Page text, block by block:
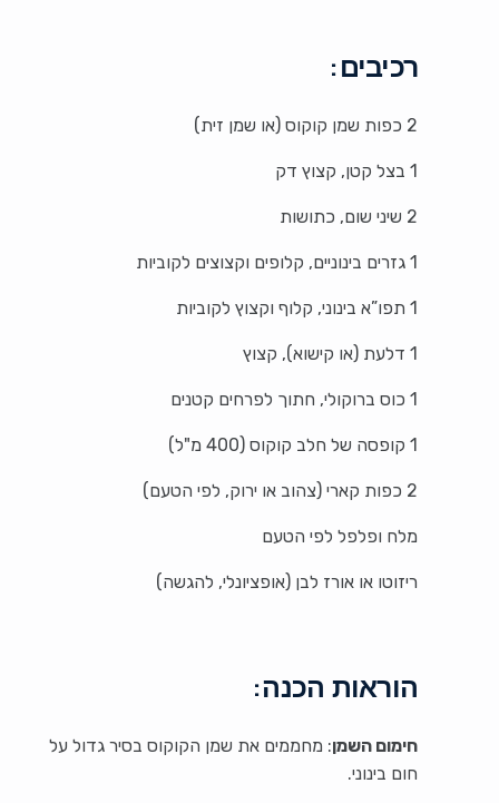
רכיבים:
2 כפות שמן קוקוס (או שמן זית)
1 בצל קטן, קצוץ דק
2 שיני שום, כתושות
1 גזרים בינוניים, קלופים וקצוצים לקוביות
1 תפו”א בינוני, קלוף וקצוץ לקוביות
1 דלעת (או קישוא), קצוץ
1 כוס ברוקולי, חתוך לפרחים קטנים
1 קופסה של חלב קוקוס (400 מ"ל)
2 כפות קארי (צהוב או ירוק, לפי הטעם)
מלח ופלפל לפי הטעם
ריזוטו או אורז לבן (אופציונלי, להגשה)
הוראות הכנה:
חימום השמן: מחממים את שמן הקוקוס בסיר גדול על
חום בינוני.